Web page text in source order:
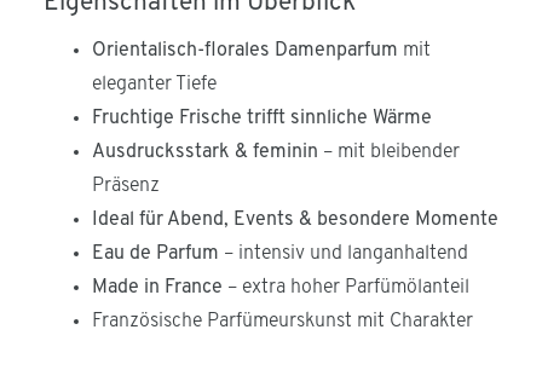
Orientalisch-florales Damenparfum mit
eleganter Tiefe
Fruchtige Frische trifft sinnliche Wärme
Ausdrucksstark & feminin – mit bleibender
Präsenz
Ideal für Abend, Events & besondere Momente
Eau de Parfum – intensiv und langanhaltend
Made in France – extra hoher Parfümölanteil
Französische Parfümeurskunst mit Charakter